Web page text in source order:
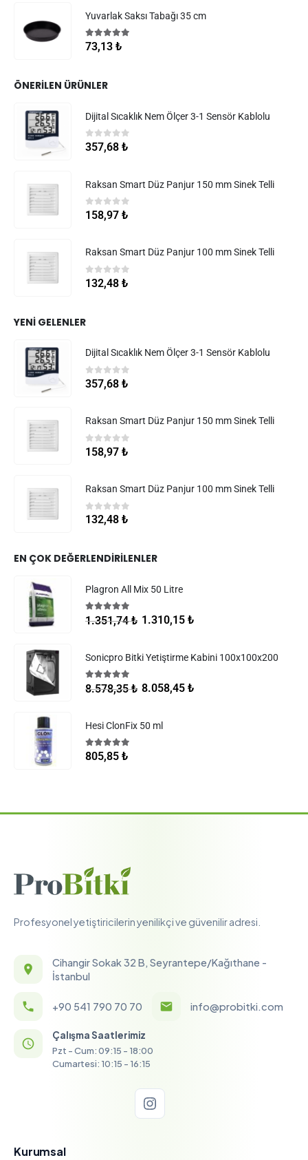
Yuvarlak Saksı Tabağı 35 cm
5.005 üzerinden
73,13 ₺
ÖNERILEN ÜRÜNLER
Dijital Sıcaklık Nem Ölçer 3-1 Sensör Kablolu
05 üzerinden
357,68 ₺
Raksan Smart Düz Panjur 150 mm Sinek Telli
0 5 üzerinden
158,97 ₺
Raksan Smart Düz Panjur 100 mm Sinek Telli
05 üzerinden
132,48 ₺
YENI GELENLER
Dijital Sıcaklık Nem Ölçer 3-1 Sensör Kablolu
05 üzerinden
357,68 ₺
Raksan Smart Düz Panjur 150 mm Sinek Telli
0 5 üzerinden
158,97 ₺
Raksan Smart Düz Panjur 100 mm Sinek Telli
05 üzerinden
132,48 ₺
EN ÇOK DEĞERLENDIRILENLER
Plagron All Mix 50 Litre
5.005 üzerinden
1.351,74₺ 1.310,15 ₺
Sonicpro Bitki Yetiştirme Kabini 100x100x200
5.005 üzerinden
8.578,35₺ 8.058,45 ₺
Hesi ClonFix 50 ml
5.00 5 üzerinden
805,85 ₺
Profesyonel yetiştiricilerin yenilikçi ve güvenilir adresi.
Cihangir Sokak 32 B, Seyrantepe/Kağıthane -
İstanbul
+90 541 790 70 70 info@probitki.com
Çalışma Saatlerimiz
Pzt - Cum: 09:15 - 18:00
Cumartesi: 10:15 - 16:15
Kurumsal